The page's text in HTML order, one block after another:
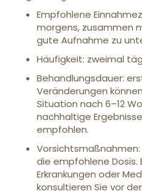
Empfohlene
morgens, zusammen
gute Aufnahme zu
Häufigkeit: zweimal
Behandlungsdauer:
Veränderungen
Situation nach 6–12
nachhaltige
empfohlen.
die empfohlene
Erkrankungen oder
konsultieren Sie vor